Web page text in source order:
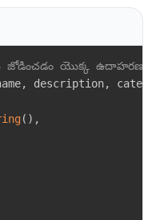
జోడించడం యొక్క ఉదాహరణ
, description,
( ) ,